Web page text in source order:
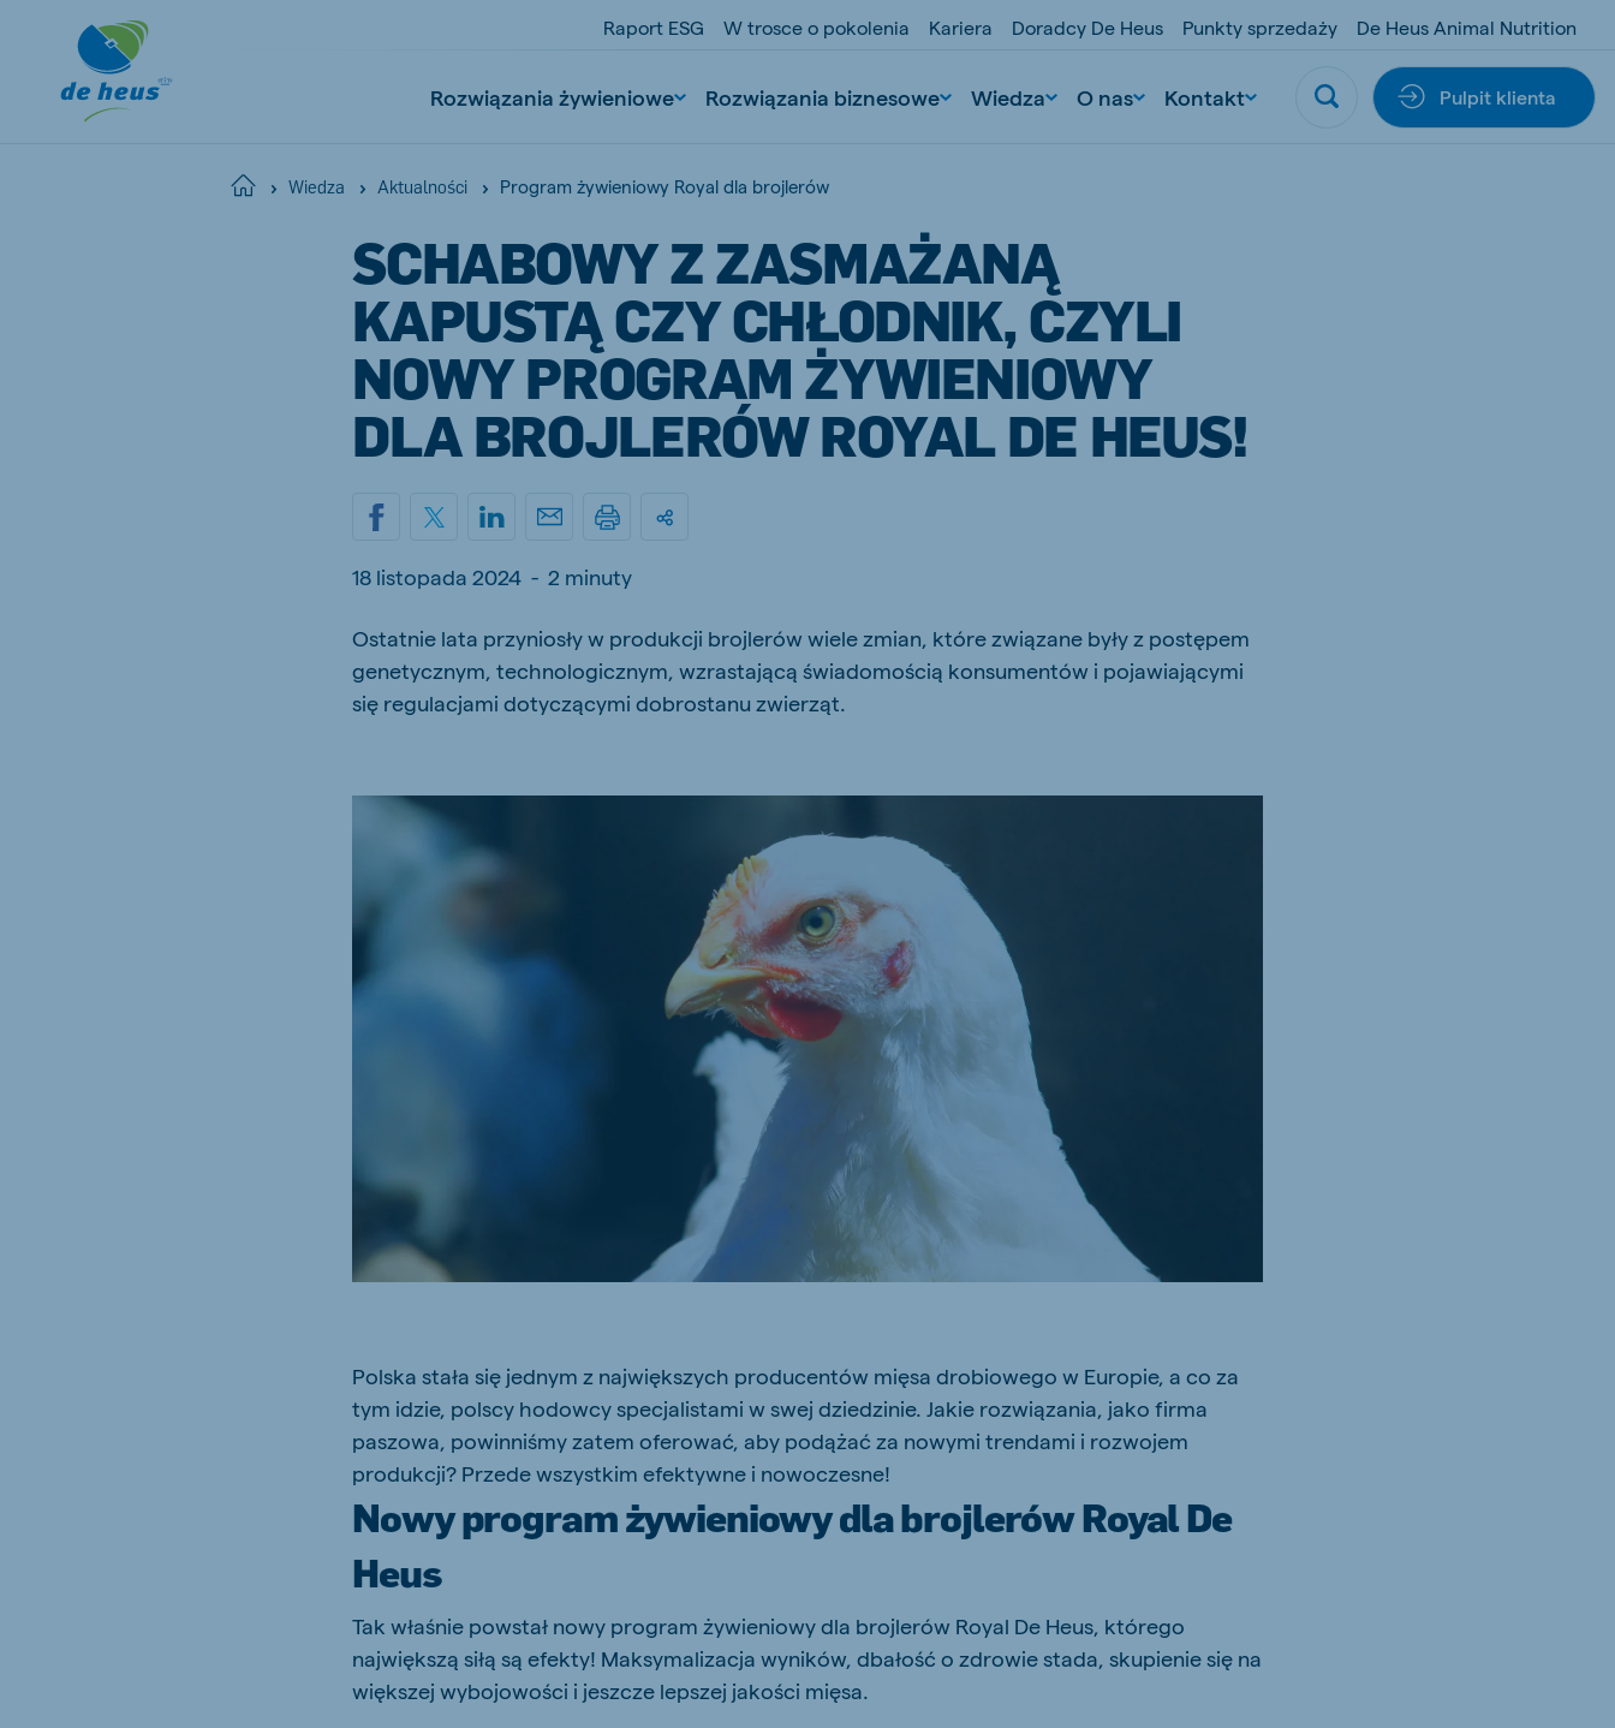
Raport ESG W trosce o pokolenia Kariera Doradcy De Heus Punkty sprzedaży De Heus Animal Nutrition
Rozwiązania żywieniowe Rozwiązania biznesowe Wiedza O nas Kontakt Pulpit klienta
Home Wiedza Aktualności Program żywieniowy Royal dla brojlerów
SCHABOWY Z ZASMAŻANĄ
KAPUSTĄ CZY CHŁODNIK, CZYLI
NOWY PROGRAM ŻYWIENIOWY
DLA BROJLERÓW ROYAL DE HEUS!
18 listopada 2024 - 2 minuty
Ostatnie lata przyniosły w produkcji brojlerów wiele zmian, które związane były z postępem
genetycznym, technologicznym, wzrastającą świadomością konsumentów i pojawiającymi
się regulacjami dotyczącymi dobrostanu zwierząt.
Polska stała się jednym z największych producentów mięsa drobiowego w Europie, a co za
tym idzie, polscy hodowcy specjalistami w swej dziedzinie. Jakie rozwiązania, jako firma
paszowa, powinniśmy zatem oferować, aby podążać za nowymi trendami i rozwojem
produkcji? Przede wszystkim efektywne i nowoczesne!
Nowy program żywieniowy dla brojlerów Royal De
Heus
Tak właśnie powstał nowy program żywieniowy dla brojlerów Royal De Heus, którego
największą siłą są efekty! Maksymalizacja wyników, dbałość o zdrowie stada, skupienie się na
większej wybojowości i jeszcze lepszej jakości mięsa.
Poland
Polish
Portugal
Portuguese
Spanish
Slovakia
Koudijs Ghana
English
Koudijs Ukraine